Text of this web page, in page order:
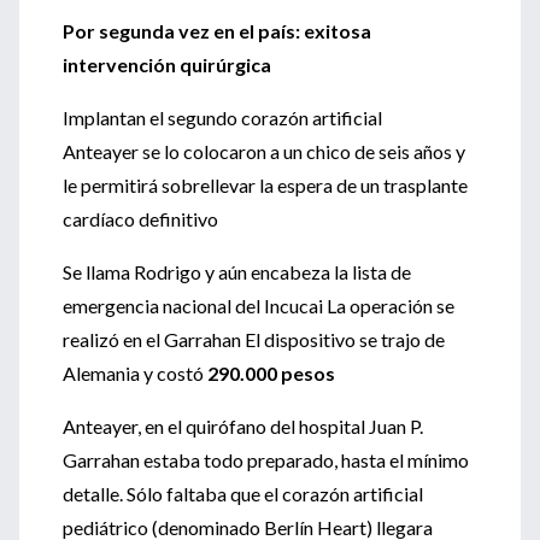
Por segunda vez en el país: exitosa
intervención quirúrgica
Implantan el segundo corazón artificial
Anteayer se lo colocaron a un chico de seis años y
le permitirá sobrellevar la espera de un trasplante
cardíaco definitivo
Se llama Rodrigo y aún encabeza la lista de
emergencia nacional del Incucai La operación se
realizó en el Garrahan El dispositivo se trajo de
Alemania y costó 290.000 pesos
Anteayer, en el quirófano del hospital Juan P.
Garrahan estaba todo preparado, hasta el mínimo
detalle. Sólo faltaba que el corazón artificial
pediátrico (denominado Berlín Heart) llegara